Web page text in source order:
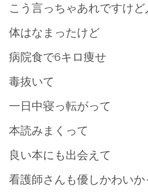
こう言っちゃあれですけ
体はなまったけど
病院食で6キロ痩せ
毒抜いて
一日中寝っ転がって
本読みまくって
良い本にも出会えて
看護師さんも優しかわいか